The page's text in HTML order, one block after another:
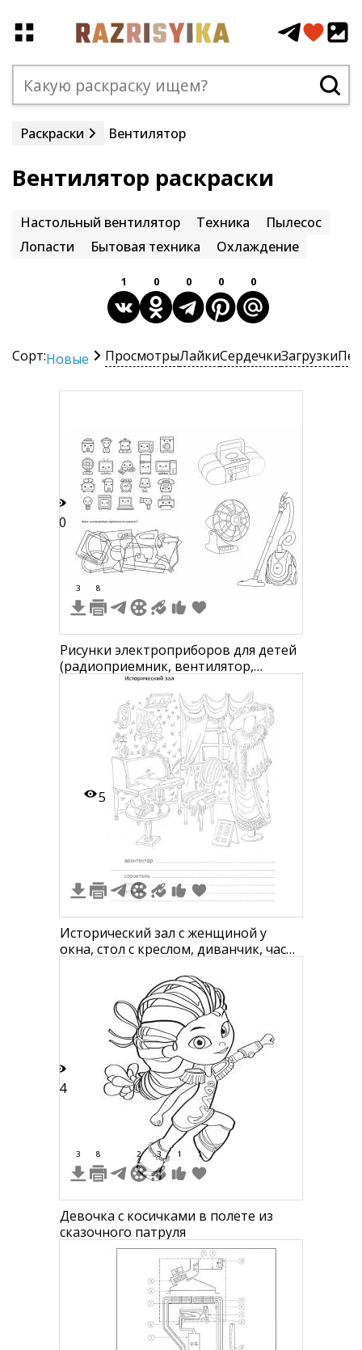
Раскраски Вентилятор
Вентилятор раскраски
Настольный вентилятор Техника
Пылесос
Лопасти
Бытовая техника Охлаждение
1 0 0 0 0
Сорт:Новые ПросмотрыЛайкиСердечкиЗагрузки
30
3 8
Рисунки электроприборов для детей
(радиоприемник, вентилятор,
пылесос, телефон, камера, телевизор
5
Исторический зал с женщиной у
окна, стол с креслом, диванчик, часы
картина с рамкой, телефон на
столике, подсвечники на столике,
узорчатые шторы, элегантное кресло
с подушкой, коврик, вешалка с
платьем, костюм на манекене, п
24
3 8 2 3 1 1
Девочка с косичками в полете из
сказочного патруля